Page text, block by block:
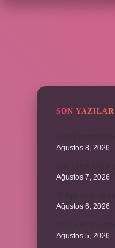
SON YAZILAR
Ağustos 8, 2026
Ağustos 7, 2026
Ağustos 6, 2026
Ağustos 5, 2026